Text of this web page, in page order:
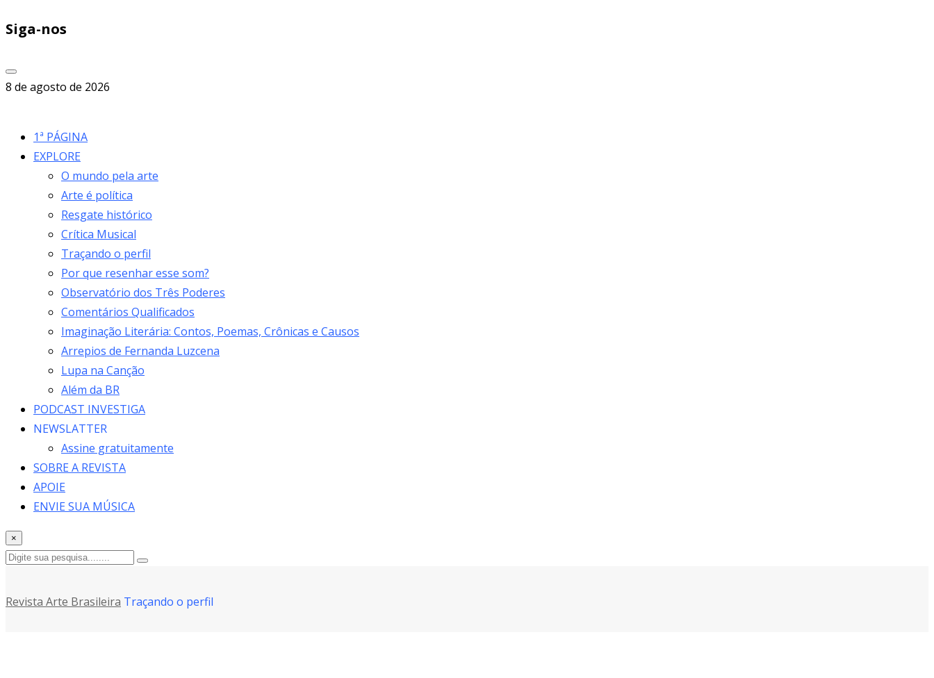
Siga-nos
8 de agosto de 2026
1ª PÁGINA
EXPLORE
O mundo pela arte
Arte é política
Resgate histórico
Crítica Musical
Traçando o perfil
Por que resenhar esse som?
Observatório dos Três Poderes
Comentários Qualificados
Imaginação Literária: Contos, Poemas, Crônicas e Causos
Arrepios de Fernanda Luzcena
Lupa na Canção
Além da BR
PODCAST INVESTIGA
NEWSLATTER
Assine gratuitamente
SOBRE A REVISTA
APOIE
ENVIE SUA MÚSICA
×
Revista Arte Brasileira Traçando o perfil